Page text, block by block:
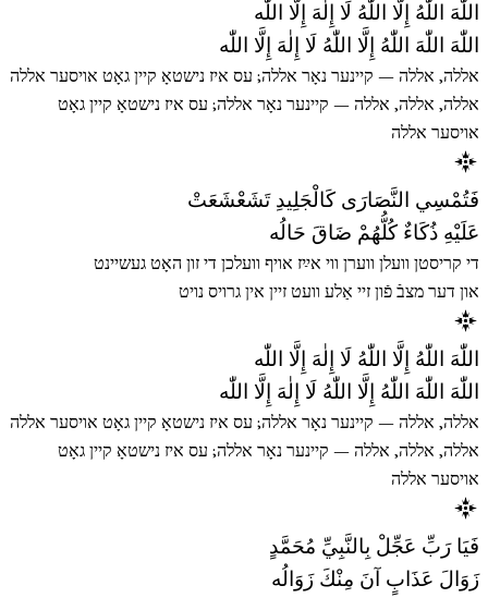
اللّٰهَ اللّٰهُ إِلَّا اللّٰهُ لَا إِلٰهَ إِلَّا اللّٰه
اللّٰهَ اللّٰهَ اللّٰهُ إِلَّا اللّٰهُ لَا إِلٰهَ إِلَّا اللّٰه
אללה, אללה — קיינער נאָר אללה; עס איז נישטאָ קיין גאָט אויסער אללה
אללה, אללה, אללה — קיינער נאָר אללה; עס איז נישטאָ קיין גאָט
אויסער אללה
فَتُمْسِي النَّصَارَى كَالْجَلِيدِ تَشَعْشَعَتْ
عَلَيْهِ ذُكَاءٌ كُلُّهُمْ ضَاقَ حَالُه
די קריסטן וועלן ווערן ווי אײַז אויף וועלכן די זון האָט געשיינט
און דער מצבֿ פֿון זיי אַלע וועט זיין אין גרויס נויט
اللّٰهَ اللّٰهُ إِلَّا اللّٰهُ لَا إِلٰهَ إِلَّا اللّٰه
اللّٰهَ اللّٰهَ اللّٰهُ إِلَّا اللّٰهُ لَا إِلٰهَ إِلَّا اللّٰه
אללה, אללה — קיינער נאָר אללה; עס איז נישטאָ קיין גאָט אויסער אללה
אללה, אללה, אללה — קיינער נאָר אללה; עס איז נישטאָ קיין גאָט
אויסער אללה
فَيَا رَبِّ عَجِّلْ بِالنَّبِيِّ مُحَمَّدٍ
زَوَالَ عَذَابٍ آنَ مِنْكَ زَوَالُه